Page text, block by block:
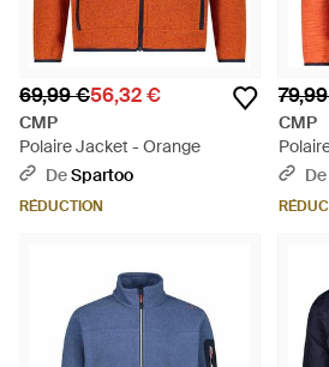
69,99 €56,32 €
CMP
Polaire Jacket - Orange
DeSpartoo
RÉDUCTION
CMP
De